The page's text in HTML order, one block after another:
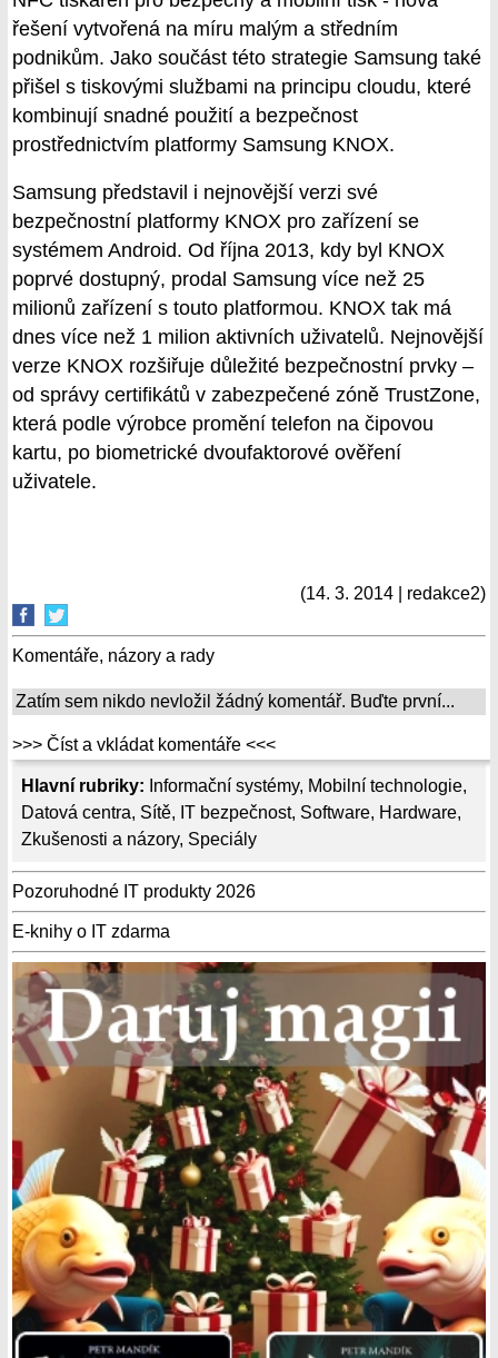
Hlavní rubriky: Informační systémy, Mobilní technologie,
Datová centra, Sítě, IT bezpečnost, Software, Hardware,
Zkušenosti a názory, Speciály
Pozoruhodné IT produkty 2026
E-knihy o IT zdarma
řešení vytvořená na míru malým a středním
podnikům. Jako součást této strategie Samsung také
přišel s tiskovými službami na principu cloudu, které
kombinují snadné použití a bezpečnost
prostřednictvím platformy Samsung KNOX.
Samsung představil i nejnovější verzi své
bezpečnostní platformy KNOX pro zařízení se
systémem Android. Od října 2013, kdy byl KNOX
poprvé dostupný, prodal Samsung více než 25
milionů zařízení s touto platformou. KNOX tak má
dnes více než 1 milion aktivních uživatelů. Nejnovější
verze KNOX rozšiřuje důležité bezpečnostní prvky –
od správy certifikátů v zabezpečené zóně TrustZone,
která podle výrobce promění telefon na čipovou
kartu, po biometrické dvoufaktorové ověření
uživatele.
(14. 3. 2014 | redakce2)
Komentáře, názory a rady
Zatím sem nikdo nevložil žádný komentář. Buďte první...
>>> Číst a vkládat komentáře <<<